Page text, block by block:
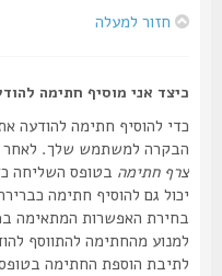
חזור למעלה
כיצד אני מוסיף חתימה להודעות
כדי להוסיף חתימה להודעה אתה
הבקרה למשתמש שלך. לאחר
צרף חתימהבטופס השליחה כדי
יכול גם להוסיף חתימה כברירת
בחירת האפשרות המתאימה
למנוע מהחתימה להתווסף
לתיבת הוספת החתימה בטופס